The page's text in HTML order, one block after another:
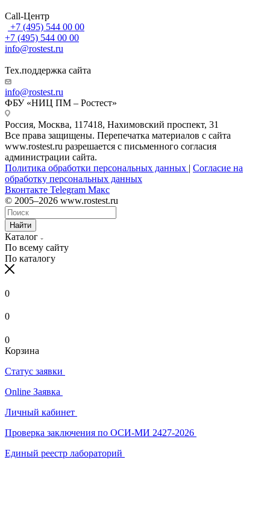
Call-Центр
+7 (495) 544 00 00
+7 (495) 544 00 00
info@rostest.ru
Тех.поддержка сайта
info@rostest.ru
ФБУ «НИЦ ПМ – Ростест»
Россия, Москва, 117418, Нахимовский проспект, 31
Все права защищены. Перепечатка материалов с сайта
www.rostest.ru разрешается с письменного согласия
администрации сайта.
Политика обработки персональных данных | Согласие на
обработку персональных данных
Вконтакте Telegram Макс
© 2005–2026 www.rostest.ru
Найти
Каталог
По всему сайту
По каталогу
0
0
0
Корзина
Статус заявки
Online Заявка
Личный кабинет
Проверка заключения по ОСИ-МИ 2427-2026
Единый реестр лабораторий